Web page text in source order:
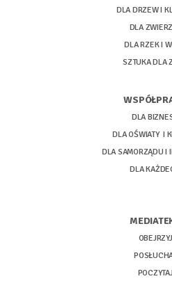
DLA DRZEW I
DLA
DLA RZEK I
SZTUKA DLA
DLA
DLA OŚWIATY I
DLA SAMORZĄDU I
DLA
OBEJRZYJ
POCZYTAJ